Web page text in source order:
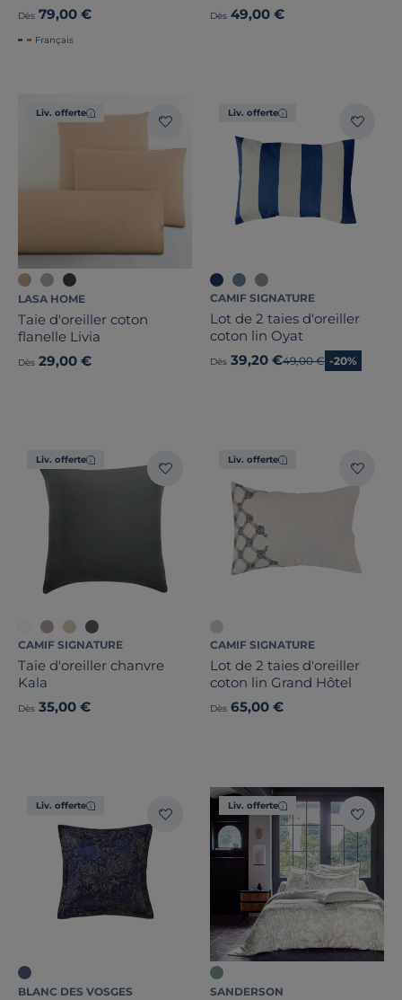
Dès 79,00 €
Français
Dès 49,00 €
Liv. offerte
LASA HOME
Taie d'oreiller coton
flanelle Livia
Dès 29,00 €
Liv. offerte
CAMIF SIGNATURE
Lot de 2 taies d'oreiller
coton lin Oyat
Dès 39,20 €Ancien prix
49,00 € -20%
Liv. offerte
CAMIF SIGNATURE
Taie d'oreiller chanvre
Kala
Dès 35,00 €
Liv. offerte
CAMIF SIGNATURE
Lot de 2 taies d'oreiller
coton lin Grand Hôtel
Dès 65,00 €
Liv. offerte
BLANC DES VOSGES
Liv. offerte
SANDERSON